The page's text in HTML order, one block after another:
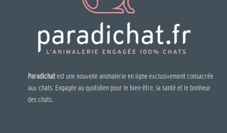
Paradichatest une nouvelle animalerie en ligne exclusivement consacrée
aux chats. Engagée au quotidien pour le bien-être, la santé et le bonheur
des chats.